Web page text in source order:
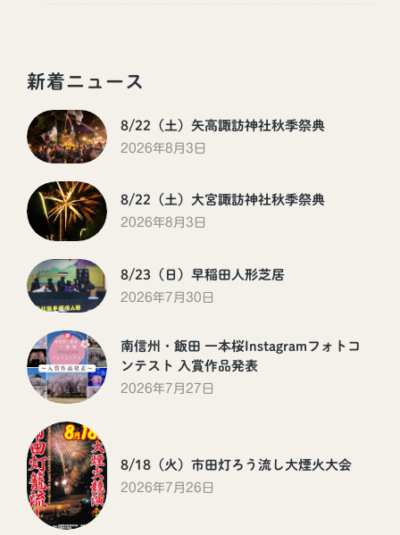
新着ニュース
8/22（土）矢高諏訪神社秋季祭典
2026年8月3日
8/22（土）大宮諏訪神社秋季祭典
2026年8月3日
8/23（日）早稲田人形芝居
2026年7月30日
南信州・飯田 一本桜Instagramフォトコ
ンテスト 入賞作品発表
2026年7月27日
8/18（火）市田灯ろう流し大煙火大会
2026年7月26日